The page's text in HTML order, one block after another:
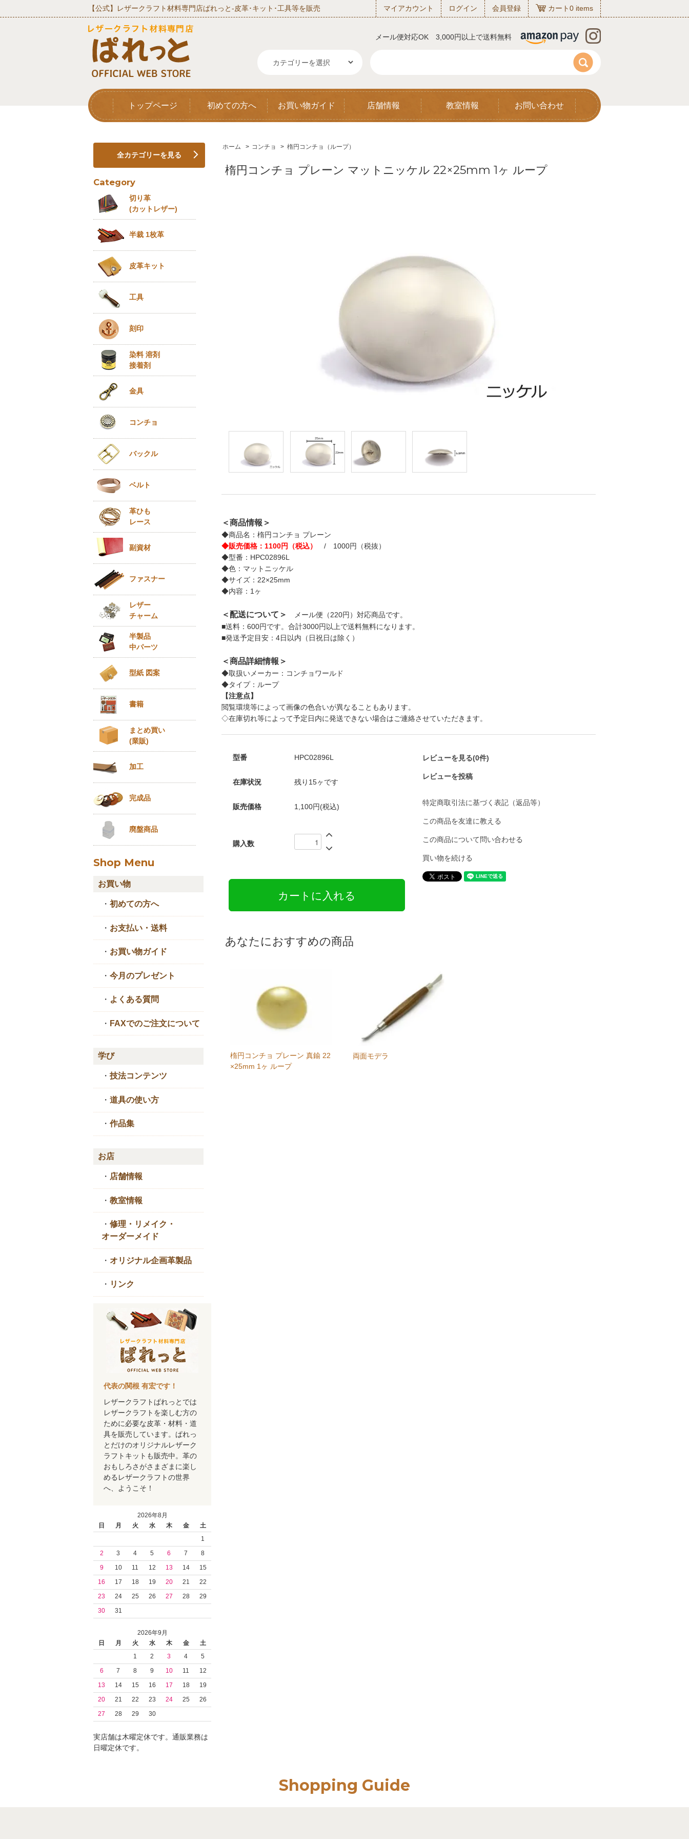
【公式】レザークラフト材料専門店ぱれっと‐皮革･キット･工具等を販売 マイアカウント ログイン 会員登録 カート0 items
メール便対応OK 3,000円以上で送料無料
トップページ 初めての方へ お買い物ガイド 店舗情報 教室情報 お問い合わせ
ホーム > コンチョ > 楕円コンチョ（ループ）
楕円コンチョ プレーン マットニッケル 22×25mm 1ヶ ループ
＜商品情報＞
◆商品名：楕円コンチョ プレーン
◆販売価格：1100円（税込）
/ 1000円（税抜）
◆型番：HPC02896L
◆色：マットニッケル
◆サイズ：22×25mm
◆内容：1ヶ
＜配送について＞
メール便（220円）対応商品です。
■送料：600円です。合計3000円以上で送料無料になります。
■発送予定目安：4日以内（日祝日は除く）
＜商品詳細情報＞
◆取扱いメーカー：コンチョワールド
◆タイプ：ループ
【注意点】
閲覧環境等によって画像の色合いが異なることもあります。
◇在庫切れ等によって予定日内に発送できない場合はご連絡させていただきます。
型番 HPC02896L
在庫状況 残り15ヶです
販売価格 1,100円(税込)
購入数
レビューを見る(0件)
レビューを投稿
特定商取引法に基づく表記（返品等）
この商品を友達に教える
この商品について問い合わせる
買い物を続ける
あなたにおすすめの商品
楕円コンチョ プレーン 真鍮 22
×25mm 1ヶ ループ
両面モデラ
全カテゴリーを見る
Category
切り革
(カットレザー)
半裁 1枚革
皮革キット
工具
刻印
染料 溶剤
接着剤
金具
コンチョ
バックル
ベルト
革ひも
レース
副資材
ファスナー
レザー
チャーム
半製品
中パーツ
型紙 図案
書籍
まとめ買い
(業販)
加工
完成品
廃盤商品
Shop Menu
お買い物
・ 初めての方へ
・ お支払い・送料
・ お買い物ガイド
・ 今月のプレゼント
・ よくある質問
・ FAXでのご注文について
学び
・ 技法コンテンツ
・ 道具の使い方
・ 作品集
お店
・ 店舗情報
・ 教室情報
・ 修理・リメイク・
オーダーメイド
・ オリジナル企画革製品
・ リンク
代表の関根 有宏です！
レザークラフトぱれっとでは
レザークラフトを楽しむ方の
ために必要な皮革・材料・道
具を販売しています。ぱれっ
とだけのオリジナルレザーク
ラフトキットも販売中。革の
おもしろさがさまざまに楽し
めるレザークラフトの世界
へ、ようこそ！
2026年8月
日
月 火 水 木 金
土
1
2
3 4 5 6 7
8
9
10 11 12 13 14
15
16
17 18 19 20 21
22
23
24 25 26 27 28
29
30
31
2026年9月
日
月 火 水 木 金
土
1
2 3 4
5
6
7 8 9 10 11
12
13
14 15 16 17 18
19
20
21 22 23 24 25
26
27
28 29 30
実店舗は木曜定休です。通販業務は
日曜定休です。
Shopping Guide